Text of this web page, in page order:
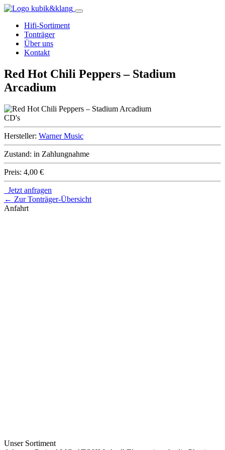
Hifi-Sortiment
Tonträger
Über uns
Kontakt
Red Hot Chili Peppers – Stadium
Arcadium
CD's
Hersteller: Warner Music
Zustand: in Zahlungnahme
Preis: 4,00 €
Jetzt anfragen
← Zur Tonträger-Übersicht
Anfahrt
Unser Sortiment